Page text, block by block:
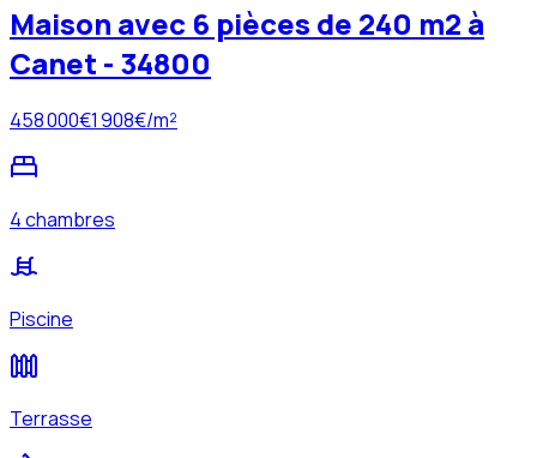
Maison avec 6 pièces de 240 m2 à
Canet - 34800
458 000€1 908€/m²
4 chambres
Piscine
Terrasse